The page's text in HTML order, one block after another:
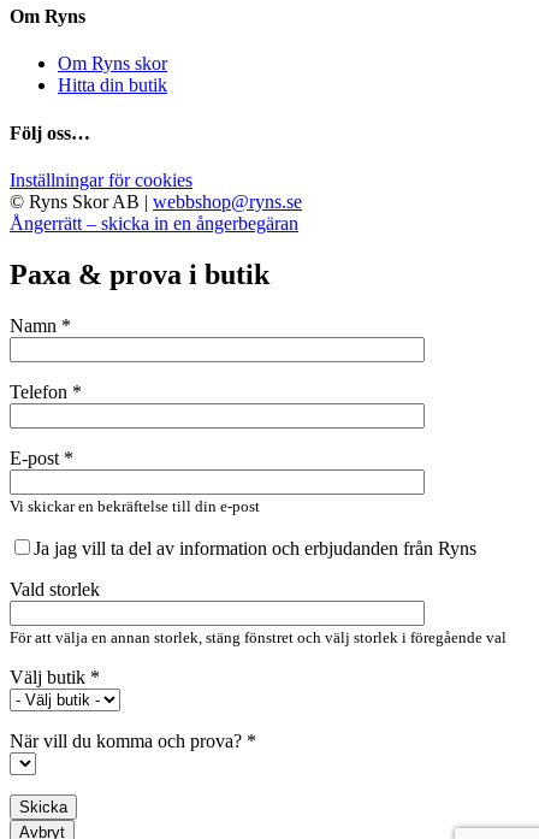
Om Ryns
Om Ryns skor
Hitta din butik
Följ oss…
Inställningar för cookies
© Ryns Skor AB | webbshop@ryns.se
Ångerrätt – skicka in en ångerbegäran
Paxa & prova i butik
Namn *
Telefon *
E-post *
Vi skickar en bekräftelse till din e-post
Ja jag vill ta del av information och erbjudanden från Ryns
Vald storlek
För att välja en annan storlek, stäng fönstret och välj storlek i föregående val
Välj butik *
När vill du komma och prova? *
Avbryt